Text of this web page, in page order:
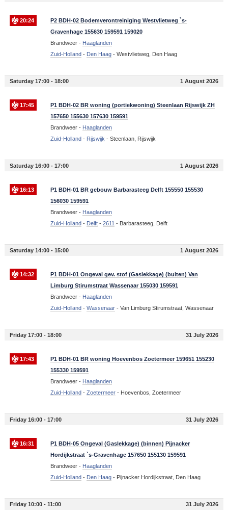
20:24
P2 BDH-02 Bodemverontreiniging Westvlietweg `s-
Gravenhage 155630 159591 159020
Brandweer - Haaglanden
Zuid-Holland- Den Haag- Westvlietweg, Den Haag
Saturday 17:00 - 18:00 1 August 2026
17:45
P1 BDH-02 BR woning (portiekwoning) Steenlaan Rijswijk ZH
157650 155630 157630 159591
Brandweer - Haaglanden
Zuid-Holland- Rijswijk - Steenlaan, Rijswijk
Saturday 16:00 - 17:00 1 August 2026
16:13
P1 BDH-01 BR gebouw Barbarasteeg Delft 155550 155530
156030 159591
Brandweer - Haaglanden
Zuid-Holland- Delft- 2611 - Barbarasteeg, Delft
Saturday 14:00 - 15:00 1 August 2026
14:32
P1 BDH-01 Ongeval gev. stof (Gaslekkage) (buiten) Van
Limburg Stirumstraat Wassenaar 155030 159591
Brandweer - Haaglanden
Zuid-Holland- Wassenaar- Van Limburg Stirumstraat, Wassenaar
Friday 17:00 - 18:00 31 July 2026
17:43
P1 BDH-01 BR woning Hoevenbos Zoetermeer 159651 155230
155330 159591
Brandweer - Haaglanden
Zuid-Holland- Zoetermeer- Hoevenbos, Zoetermeer
Friday 16:00 - 17:00 31 July 2026
16:31
P1 BDH-05 Ongeval (Gaslekkage) (binnen) Pijnacker
Hordijkstraat `s-Gravenhage 157650 155130 159591
Brandweer - Haaglanden
Zuid-Holland- Den Haag- Pijnacker Hordijkstraat, Den Haag
Friday 10:00 - 11:00 31 July 2026